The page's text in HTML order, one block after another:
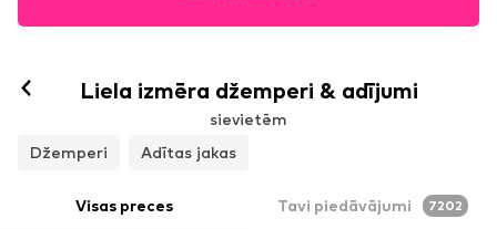
Liela izmēra džemperi & adījumi
sievietēm
Džemperi
Adītas jakas
Visas preces Tavi piedāvājumi 7202